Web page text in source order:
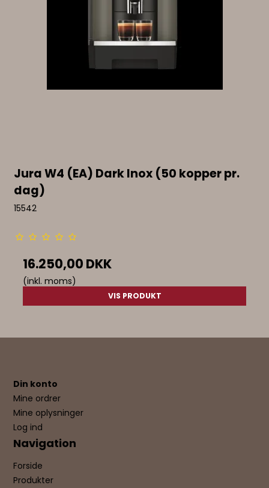
Jura W4 (EA) Dark Inox (50 kopper pr.
dag)
15542
16.250,00 DKK
(inkl. moms)
VIS PRODUKT
Din konto
Mine ordrer
Mine oplysninger
Log ind
Navigation
Forside
Produkter